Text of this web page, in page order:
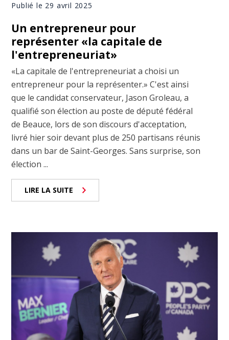
Publié le 29 avril 2025
Un entrepreneur pour
représenter «la capitale de
l'entrepreneuriat»
«La capitale de l'entrepreneuriat a choisi un
entrepreneur pour la représenter.» C'est ainsi
que le candidat conservateur, Jason Groleau, a
qualifié son élection au poste de député fédéral
de Beauce, lors de son discours d'acceptation,
livré hier soir devant plus de 250 partisans réunis
dans un bar de Saint-Georges. Sans surprise, son
élection ...
LIRE LA SUITE